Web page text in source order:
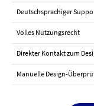
Deutschsprachiger
Volles Nutzungsrecht
Direkter Kontakt zum
Manuelle Design-